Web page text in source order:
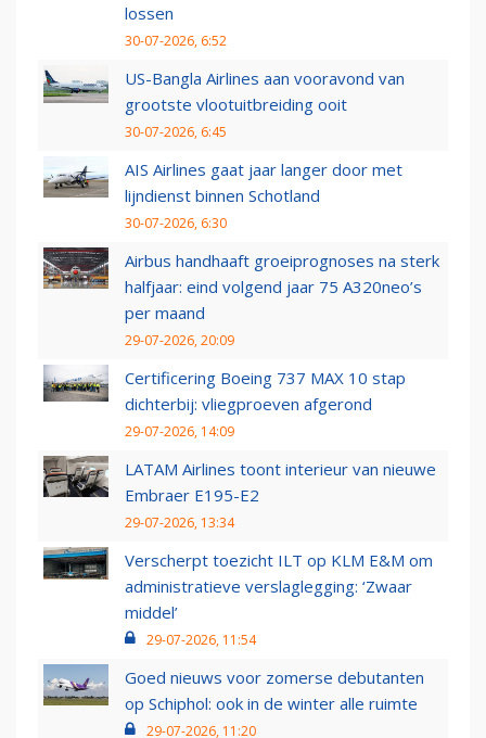
lossen
30-07-2026, 6:52
US-Bangla Airlines aan vooravond van
grootste vlootuitbreiding ooit
30-07-2026, 6:45
AIS Airlines gaat jaar langer door met
lijndienst binnen Schotland
30-07-2026, 6:30
Airbus handhaaft groeiprognoses na sterk
halfjaar: eind volgend jaar 75 A320neo’s
per maand
29-07-2026, 20:09
Certificering Boeing 737 MAX 10 stap
dichterbij: vliegproeven afgerond
29-07-2026, 14:09
LATAM Airlines toont interieur van nieuwe
Embraer E195-E2
29-07-2026, 13:34
Verscherpt toezicht ILT op KLM E&M om
administratieve verslaglegging: ‘Zwaar
middel’
29-07-2026, 11:54
Goed nieuws voor zomerse debutanten
op Schiphol: ook in de winter alle ruimte
29-07-2026, 11:20